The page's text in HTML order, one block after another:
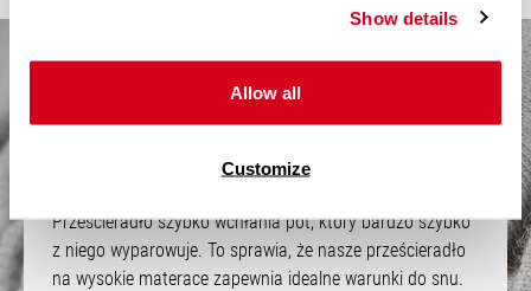
Show details
Allow all
Customize
Niezwykle przyjemne
Prześcieradło szybko wchłania pot, który bardzo szybko
z niego wyparowuje. To sprawia, że nasze prześcieradło
na wysokie materace zapewnia idealne warunki do snu.